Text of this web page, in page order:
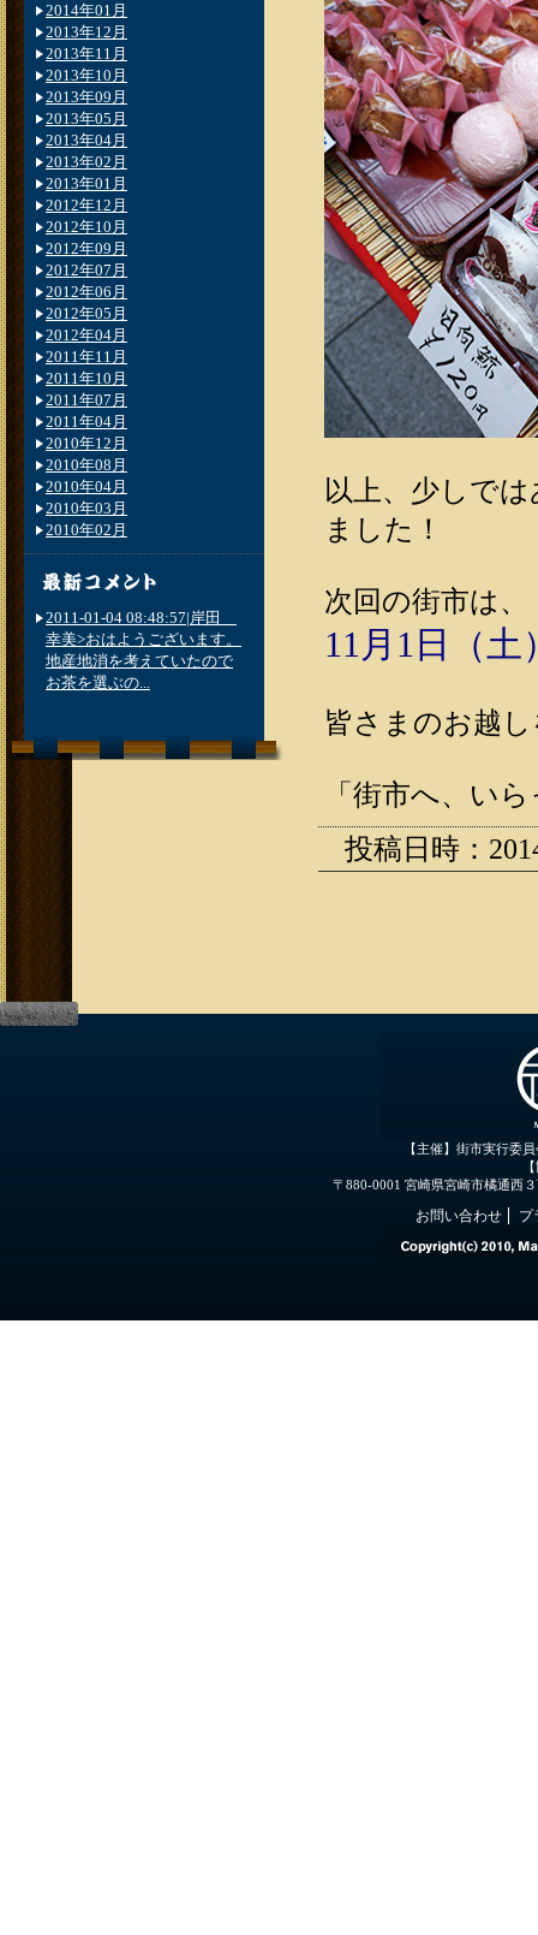
以上、少しで
ました！
次回の街市は、
11月1日（土
皆さまのお越
「街市へ、い
投稿日時：
2014年01月
2013年12月
2013年11月
2013年10月
2013年09月
2013年05月
2013年04月
2013年02月
2013年01月
2012年12月
2012年10月
2012年09月
2012年07月
2012年06月
2012年05月
2012年04月
2011年11月
2011年10月
2011年07月
2011年04月
2010年12月
2010年08月
2010年04月
2010年03月
2010年02月
2011-01-04 08:48:57|岸田
幸美>おはようございます。
地産地消を考えていたので
お茶を選ぶの...
【主催】街市実行委
〒880-0001 宮崎県宮崎市橘通西
お問い合わせ プ